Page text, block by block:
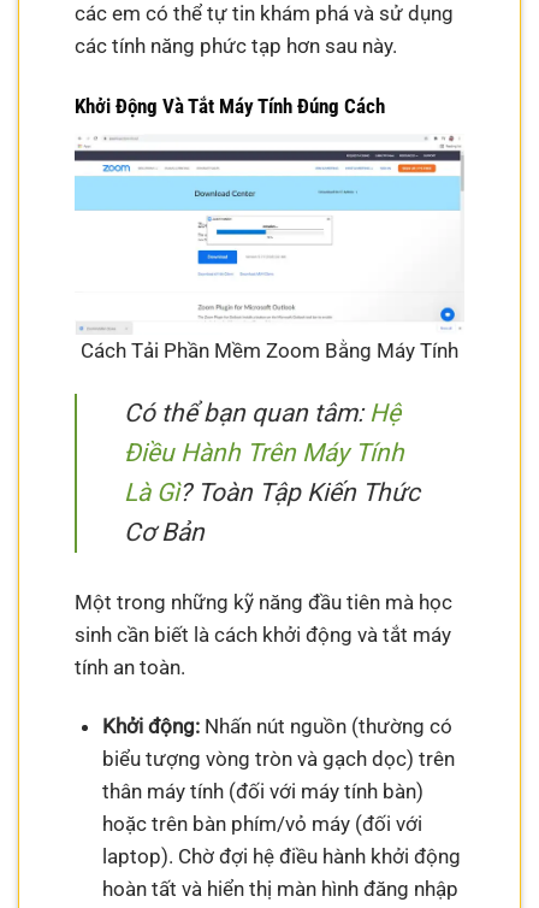
các em có thể tự tin khám phá và sử dụng
các tính năng phức tạp hơn sau này.
Khởi Động Và Tắt Máy Tính Đúng Cách
Cách Tải Phần Mềm Zoom Bằng Máy Tính
Có thể bạn quan tâm:Hệ
Điều Hành Trên Máy Tính
Là Gì? Toàn Tập Kiến Thức
Cơ Bản
Một trong những kỹ năng đầu tiên mà học
sinh cần biết là cách khởi động và tắt máy
tính an toàn.
Khởi động:Nhấn nút nguồn (thường có
biểu tượng vòng tròn và gạch dọc) trên
thân máy tính (đối với máy tính bàn)
hoặc trên bàn phím/vỏ máy (đối với
laptop). Chờ đợi hệ điều hành khởi động
hoàn tất và hiển thị màn hình đăng nhập